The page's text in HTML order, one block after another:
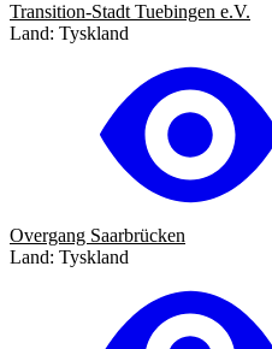
Transition-Stadt Tuebingen e.V.
Land: Tyskland
Overgang Saarbrücken
Land: Tyskland